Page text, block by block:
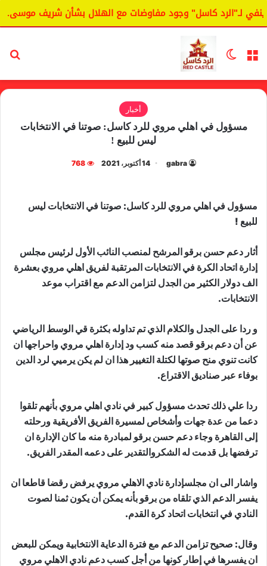
لـ"الرد كاسل" وجود مفاوضات مع الهلال بشأن شريف موسى.
القائمة الوضع المظلم
أخبار
مسؤول في اهلي مروي للرد كاسل: صوتنا في الانتخابات
ليس للبيع !
gabra 14 أكتوبر، 2021 768
مسؤول في اهلي مروي للرد كاسل: صوتنا في الانتخابات ليس
للبيع !
أثار دعم حسن برقو المرشح لمنصب النائب الأول لرئيس مجلس
إدارة اتحاد الكرة في الانتخابات المرتقبة لفريق اهلي مروي بعشرة
الف دولار الكثير من الجدل لتزامن الدعم مع اقتراب موعد
الانتخابات.
و ردا على الجدل والكلام الذي تم تداوله بكثرة قي الوسط الرياضي
عن أن دعم برقو قصد منه كسب ود إدارة اهلي مروي واحراجها ان
كانت تنوي منح صوتها لكتلة التغيير هذا ان لم يكن يرميي لرد الدين
بوفاء عبر صناديق الاقتراع.
ردا علي ذلك تحدث مسؤول كبير في نادي اهلي مروي بأنهم تلقوا
دعما من عدة جهات وأشخاص لمسيرة الفريق الأفريقية ورحلته
إلى القاهرة وجاء دعم حسن برقو لمبادرة منه ما كان الإدارة ان
ترفضها بل قدمت له الشكروالتقدير على دعمه المقدر الفريق.
واشار الى ان مجلسإدارة نادي الاهلي مروي يرفض رقضا قاطعا ان
يفسر الدعم الذي تلقاه من برقو بأنه يمكن أن يكون ثمنا لصوت
النادي في انتخابات اتحاد كرة القدم.
وقال: صحيح تزامن الدعم مع فترة الدعاية الانتخابية ويمكن للبعض
ان يفسرها في إطار كونها من أجل كسب دعم نادي الاهلي مروي